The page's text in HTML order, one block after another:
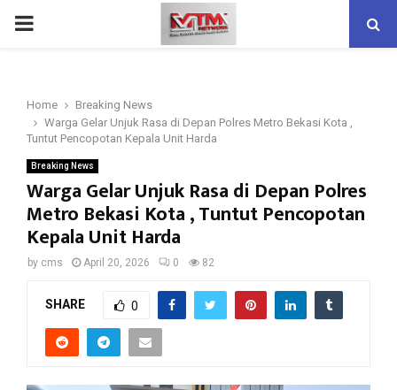
PRIMARY
Home
Breaking News
Warga Gelar Unjuk Rasa di Depan Polres Metro Bekasi Kota ,
Tuntut Pencopotan Kepala Unit Harda
Breaking News
Warga Gelar Unjuk Rasa di Depan Polres
Metro Bekasi Kota , Tuntut Pencopotan
Kepala Unit Harda
by cms April 20, 2026 0 82
SHARE 0